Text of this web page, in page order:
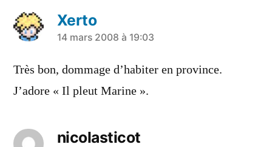
Xerto
a
dit :
14 mars 2008 à 19:03
Très bon, dommage d’habiter en province.
J’adore « Il pleut Marine ».
nicolasticot